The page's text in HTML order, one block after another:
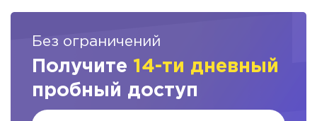
Без ограничений
Получите 14-ти дневный
пробный доступ